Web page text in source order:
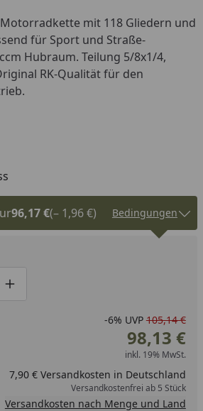
Motorradkette mit 118 Gliedern und
für Sport und Straße-
Hubraum. Teilung 5/8x1/4,
RK-Qualität für den
96,17 €(– 1,96 €) Bedingungen
eins verringern
manuell eingeben
Produktmenge um eins erhöhen
-6% UVP 105,14 €
98,13 €
inkl. 19% MwSt.
7,90 € Versandkosten in Deutschland
Versandkostenfrei ab 5 Stück
Versandkosten nach Menge und Land